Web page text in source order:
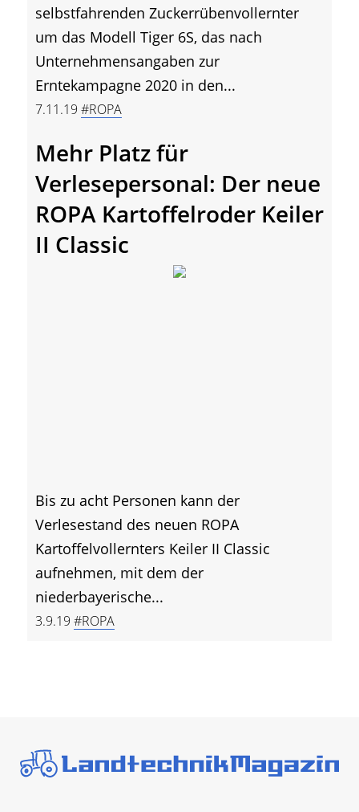
selbstfahrenden Zuckerrübenvollernter
um das Modell Tiger 6S, das nach
Unternehmensangaben zur
Erntekampagne 2020 in den...
7.11.19 #ROPA
Mehr Platz für
Verlesepersonal: Der neue
ROPA Kartoffelroder Keiler
II Classic
Bis zu acht Personen kann der
Verlesestand des neuen ROPA
Kartoffelvollernters Keiler II Classic
aufnehmen, mit dem der
niederbayerische...
3.9.19 #ROPA